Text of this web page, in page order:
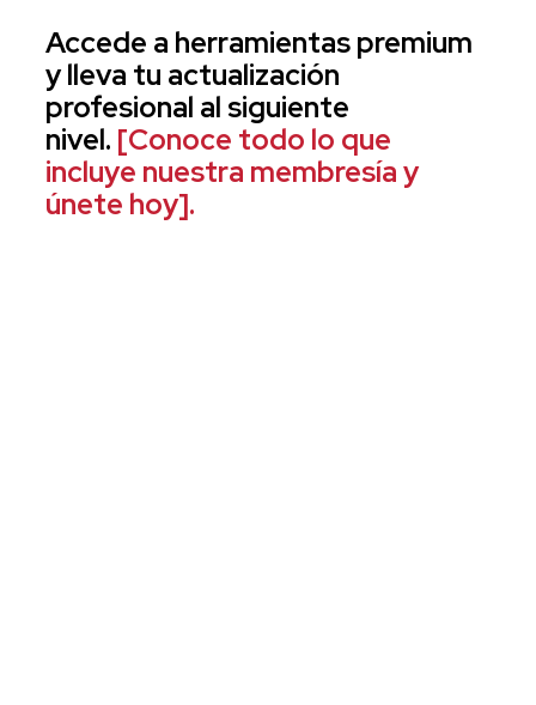
Accede a herramientas premium
y lleva tu actualización
profesional al siguiente
nivel. [Conoce todo lo que
incluye nuestra membresía y
únete hoy].